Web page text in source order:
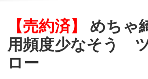
【売約済】
めち
用頻度少なそう
ロー